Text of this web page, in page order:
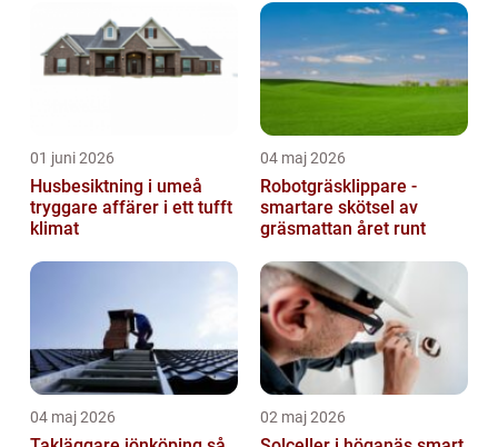
01 juni 2026
Husbesiktning i umeå
tryggare affärer i ett tufft
klimat
04 maj 2026
Robotgräsklippare -
smartare skötsel av
gräsmattan året runt
04 maj 2026 02 maj 2026